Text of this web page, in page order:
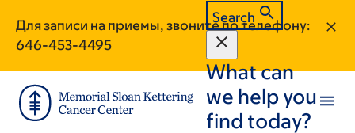
main
content
footer
Для записи на приемы, звоните по телефону:
646-453-4495
Search
What can
we help you
find today?